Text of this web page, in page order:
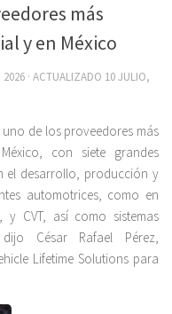
más
y en México
2026 · ACTUALIZADO 10 JULIO,
de los proveedores más
con siete grandes
el desarrollo, producción y
automotrices, como en
y CVT, así como sistemas
César Rafael Pérez,
Lifetime Solutions para